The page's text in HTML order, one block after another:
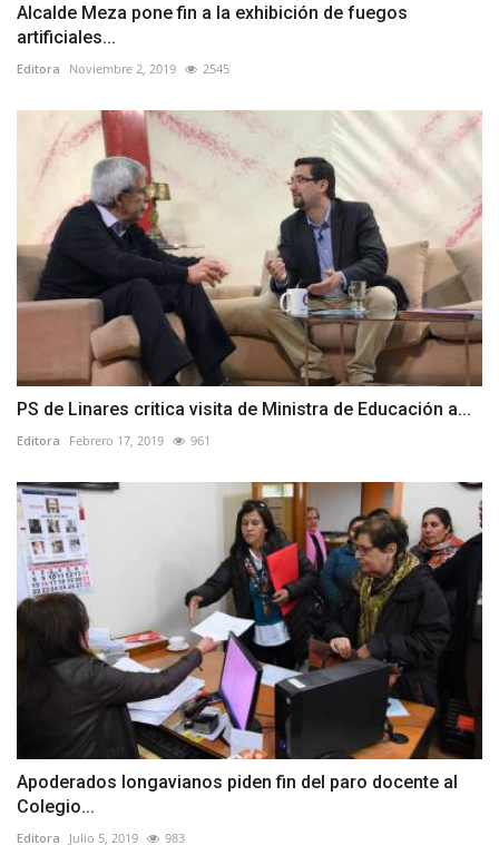
Alcalde Meza pone fin a la exhibición de fuegos
artificiales...
Editora Noviembre 2, 2019 2545
PS de Linares critica visita de Ministra de Educación a...
Editora Febrero 17, 2019 961
Apoderados longavianos piden fin del paro docente al
Colegio...
Editora Julio 5, 2019 983